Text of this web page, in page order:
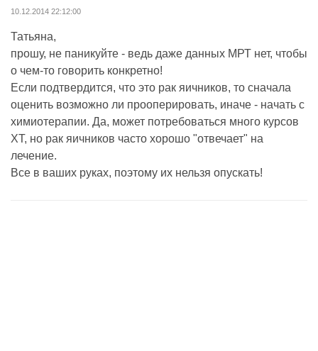
10.12.2014 22:12:00
Татьяна,
прошу, не паникуйте - ведь даже данных МРТ нет, чтобы
о чем-то говорить конкретно!
Если подтвердится, что это рак яичников, то сначала
оценить возможно ли прооперировать, иначе - начать с
химиотерапии. Да, может потребоваться много курсов
ХТ, но рак яичников часто хорошо "отвечает" на
лечение.
Все в ваших руках, поэтому их нельзя опускать!